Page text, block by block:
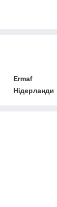
Ermaf
Нідерланди